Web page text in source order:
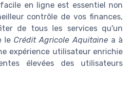
en ligne est essentiel non
contrôle de vos finances,
de tous les services qu'un
le Crédit Agricole Aquitainea à
expérience utilisateur enrichie
élevées des utilisateurs